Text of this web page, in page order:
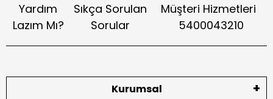
Yardım
Lazım Mı?
Sıkça Sorulan
Sorular
Müşteri Hizmetleri
5400043210
Kurumsal